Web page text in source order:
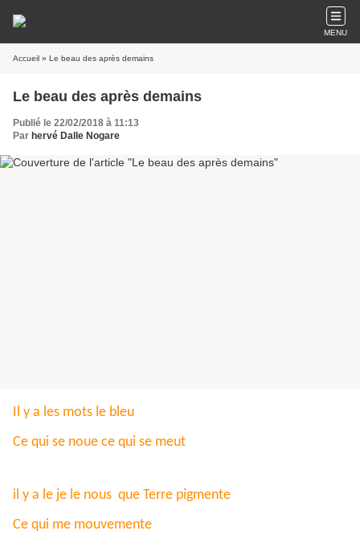
MENU
Accueil » Le beau des après demains
Le beau des après demains
Publié le 22/02/2018 à 11:13
Par hervé Dalle Nogare
Il y a les mots le bleu
Ce qui se noue ce qui se meut
il y a le je le nous que Terre pigmente
Ce qui me mouvemente